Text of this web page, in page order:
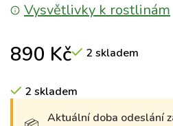
Vysvětlivky k rostlinám
890 Kč 2 skladem
2 skladem
Aktuální doba odeslání